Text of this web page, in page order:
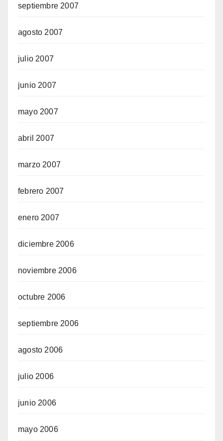
septiembre 2007
agosto 2007
julio 2007
junio 2007
mayo 2007
abril 2007
marzo 2007
febrero 2007
enero 2007
diciembre 2006
noviembre 2006
octubre 2006
septiembre 2006
agosto 2006
julio 2006
junio 2006
mayo 2006